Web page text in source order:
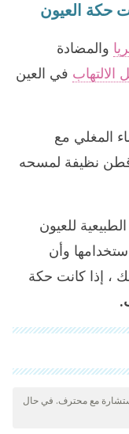
والمضادة
الالتهاب في العين
المغلي مع
نظيفة لمسحه
للعيون
وأن
، إذا كانت حكة
من قبل فريقنا
الببليوغرافيا لهذه
مع محترف. في حال